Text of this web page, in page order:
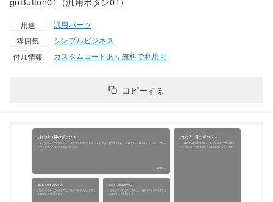
用途
汎用パーツ
雰囲気
シンプルビジネス
付加情報
カスタムコードあり 無料で利用可
コピーする